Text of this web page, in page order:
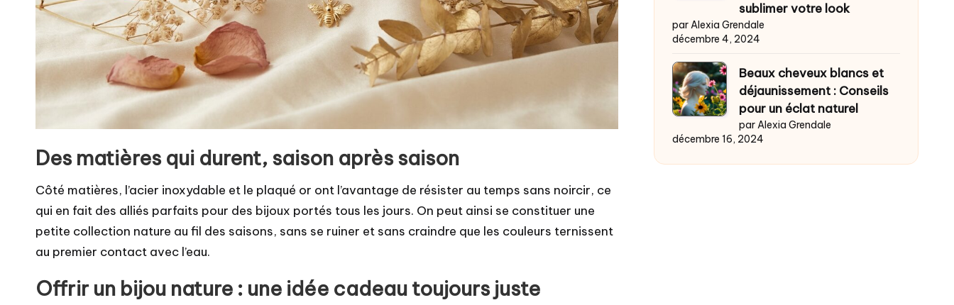
Des matières qui durent, saison après saison
Côté matières, l’acier inoxydable et le plaqué or ont l’avantage de résister au temps sans noircir, ce
qui en fait des alliés parfaits pour des bijoux portés tous les jours. On peut ainsi se constituer une
petite collection nature au fil des saisons, sans se ruiner et sans craindre que les couleurs ternissent
au premier contact avec l’eau.
Offrir un bijou nature : une idée cadeau toujours juste
sublimer votre look
par Alexia Grendale
décembre 4, 2024
Beaux cheveux blancs et
déjaunissement : Conseils
pour un éclat naturel
par Alexia Grendale
décembre 16, 2024